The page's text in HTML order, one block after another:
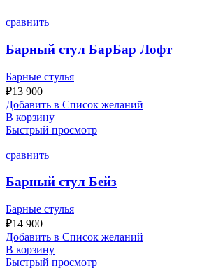
сравнить
Барный стул БарБар Лофт
Барные стулья
₽13 900
Добавить в Список желаний
В корзину
Быстрый просмотр
сравнить
Барный стул Бейз
Барные стулья
₽14 900
Добавить в Список желаний
В корзину
Быстрый просмотр